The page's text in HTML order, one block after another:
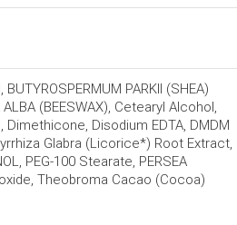
PARKII (SHEA)
(BEESWAX), Cetearyl Alcohol,
Disodium EDTA, DMDM
Glabra (Licorice*) Root Extract,
PEG-100 Stearate, PERSEA
Theobroma Cacao (Cocoa)